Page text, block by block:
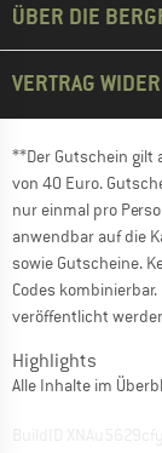
ÜBER DIE
VERTRAG
**Der Gutschein gilt
von 40 Euro.
nur einmal pro
anwendbar auf die
sowie Gutscheine.
Codes
veröffentlicht
Highlights
Alle Inhalte im